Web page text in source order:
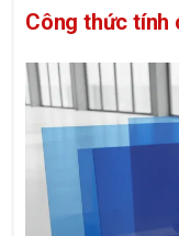
Công thức tính